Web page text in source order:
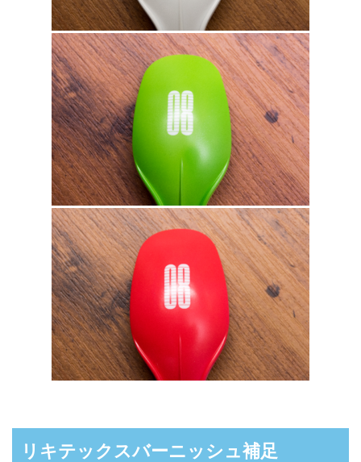
リキテックスバーニッシュ補足